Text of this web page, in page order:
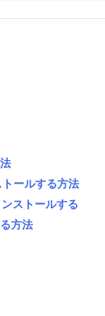
ールする方法
ストールする
方法